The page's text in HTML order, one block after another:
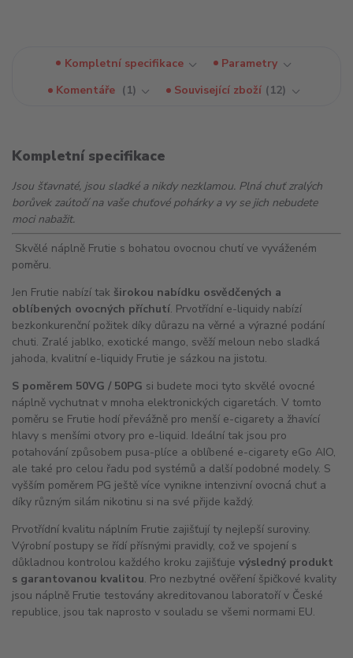
Kompletní specifikace
Parametry
Komentáře
1 Související zboží 12
Kompletní specifikace
Jsou šťavnaté, jsou sladké a nikdy nezklamou. Plná chuť zralých
borůvek zaútočí na vaše chuťové pohárky a vy se jich nebudete
moci nabažit.
Skvělé náplně Frutie s bohatou ovocnou chutí ve vyváženém
poměru.
Jen Frutie nabízí tak širokou nabídku osvědčených a
oblíbených ovocných příchutí. Prvotřídní e-liquidy nabízí
bezkonkurenční požitek díky důrazu na věrné a výrazné podání
chuti. Zralé jablko, exotické mango, svěží meloun nebo sladká
jahoda, kvalitní e-liquidy Frutie je sázkou na jistotu.
S poměrem 50VG / 50PG si budete moci tyto skvělé ovocné
náplně vychutnat v mnoha elektronických cigaretách. V tomto
poměru se Frutie hodí převážně pro menší e-cigarety a žhavící
hlavy s menšími otvory pro e-liquid. Ideální tak jsou pro
potahování způsobem pusa-plíce a oblíbené e-cigarety eGo AIO,
ale také pro celou řadu pod systémů a další podobné modely. S
vyšším poměrem PG ještě více vynikne intenzivní ovocná chuť a
díky různým silám nikotinu si na své přijde každý.
Prvotřídní kvalitu náplním Frutie zajišťují ty nejlepší suroviny.
Výrobní postupy se řídí přísnými pravidly, což ve spojení s
důkladnou kontrolou každého kroku zajišťuje výsledný produkt
s garantovanou kvalitou. Pro nezbytné ověření špičkové kvality
jsou náplně Frutie testovány akreditovanou laboratoří v České
republice, jsou tak naprosto v souladu se všemi normami EU.